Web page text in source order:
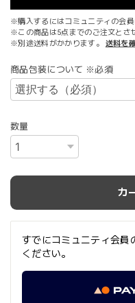
※購入するにはコミュニティの会員
※この商品は5点までのご注文とさ
※別途送料がかかります。
送料を
商品包装について ※必須
数量
カ
すでにコミュニティ会員
ください。